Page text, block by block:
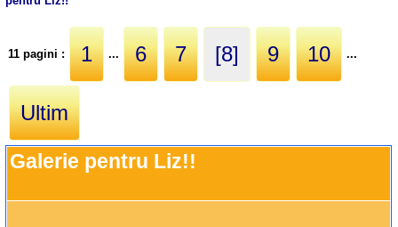
11 pagini : 1 ... 6 7 [8] 9 10 ...
Ultim
Galerie pentru Liz!!